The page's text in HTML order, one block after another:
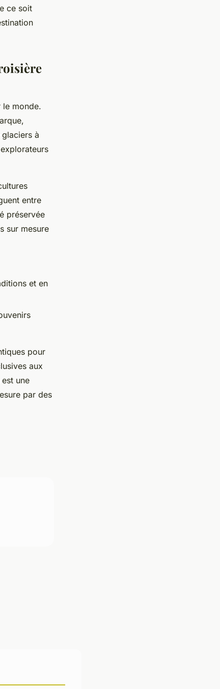
ce soit
monde.
à
entre
préservée
sur mesure
et en
pour
aux
une
par des